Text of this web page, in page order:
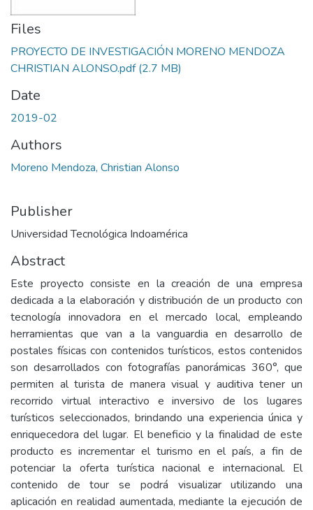
Files
PROYECTO DE INVESTIGACIÓN MORENO MENDOZA
CHRISTIAN ALONSO.pdf(2.7 MB)
Date
2019-02
Authors
Moreno Mendoza, Christian Alonso
Publisher
Universidad Tecnológica Indoamérica
Abstract
Este proyecto consiste en la creación de una empresa
dedicada a la elaboración y distribución de un producto con
tecnología innovadora en el mercado local, empleando
herramientas que van a la vanguardia en desarrollo de
postales físicas con contenidos turísticos, estos contenidos
son desarrollados con fotografías panorámicas 360°, que
permiten al turista de manera visual y auditiva tener un
recorrido virtual interactivo e inversivo de los lugares
turísticos seleccionados, brindando una experiencia única y
enriquecedora del lugar. El beneficio y la finalidad de este
producto es incrementar el turismo en el país, a fin de
potenciar la oferta turística nacional e internacional. El
contenido de tour se podrá visualizar utilizando una
aplicación en realidad aumentada, mediante la ejecución de